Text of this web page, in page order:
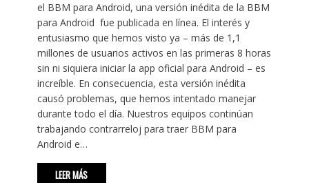
el BBM para Android, una versión inédita de la BBM
para Android fue publicada en línea. El interés y
entusiasmo que hemos visto ya – más de 1,1
millones de usuarios activos en las primeras 8 horas
sin ni siquiera iniciar la app oficial para Android – es
increíble. En consecuencia, esta versión inédita
causó problemas, que hemos intentado manejar
durante todo el día. Nuestros equipos continúan
trabajando contrarreloj para traer BBM para
Android e…
LEER MÁS